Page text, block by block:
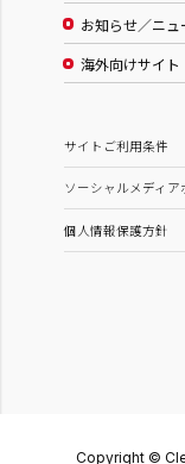
お知らせ／ニュ
海外向けサイト
サイトご利用条件
ソーシャルメディア
個人情報保護方針
Copyright ©